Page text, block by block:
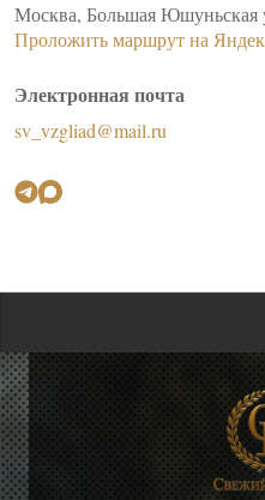
Москва, Большая Юшуньская
Проложить маршрут на
Электронная почта
sv_vzgliad@mail.ru